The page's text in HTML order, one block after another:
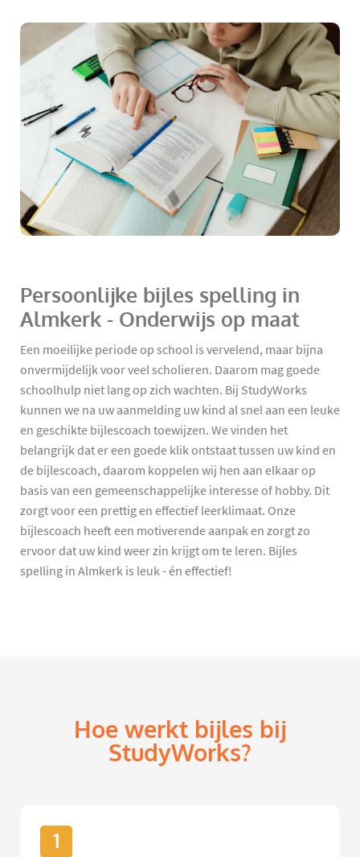
Persoonlijke bijles spelling in
Almkerk - Onderwijs op maat
Een moeilijke periode op school is vervelend, maar bijna
onvermijdelijk voor veel scholieren. Daarom mag goede
schoolhulp niet lang op zich wachten. Bij StudyWorks
kunnen we na uw aanmelding uw kind al snel aan een leuke
en geschikte bijlescoach toewijzen. We vinden het
belangrijk dat er een goede klik ontstaat tussen uw kind en
de bijlescoach, daarom koppelen wij hen aan elkaar op
basis van een gemeenschappelijke interesse of hobby. Dit
zorgt voor een prettig en effectief leerklimaat. Onze
bijlescoach heeft een motiverende aanpak en zorgt zo
ervoor dat uw kind weer zin krijgt om te leren. Bijles
spelling in Almkerk is leuk - én effectief!
Hoe werkt bijles bij
StudyWorks?
1